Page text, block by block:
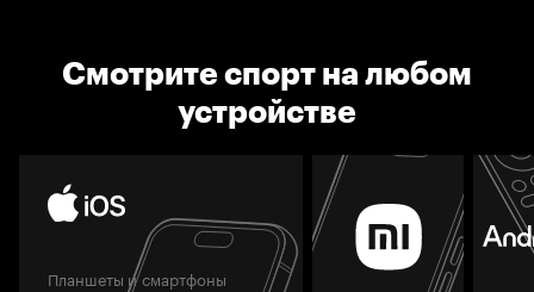
Смотрите спорт на любом
устройстве
Планшеты и смартфоны